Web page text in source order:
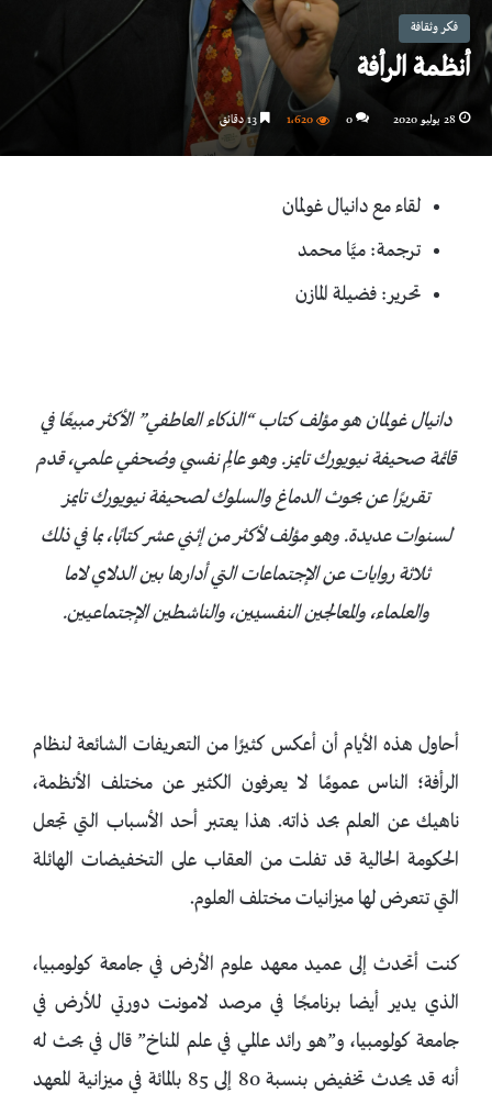
فكر وثقافة
أنظمة الرأفة
28 يوليو 2020 0 1٬620
لقاء مع دانيال غولمان
ترجمة: ميَّا محمد
تحرير: فضيلة المازن
دانيال غولمان هو مؤلف كتاب “الذكاء العاطفي” الأكثر مبيعًا في
قائمة صحيفة نيويورك تايمز. وهو عالِم نفسي وصُحفي علمي، قدم
تقريرًا عن بحوث الدماغ والسلوك لصحيفة نيويورك تايمز
لسنوات عديدة. وهو مؤلف لأكثر من إثني عشر كتابًا، بما في ذلك
ثلاثة روايات عن الإجتماعات التي أدارها بين الدلاي لاما
والعلماء، والمعالجين النفسيين، والناشطين الإجتماعيين.
أحاول هذه الأيام أن أعكس كثيرًا من التعريفات الشائعة لنظام
الرأفة؛ الناس عمومًا لا يعرفون الكثير عن مختلف الأنظمة،
ناهيك عن العلم بحد ذاته. هذا يعتبر أحد الأسباب التي تجعل
الحكومة الحالية قد تفلت من العقاب على التخفيضات الهائلة
التي تتعرض لها ميزانيات مختلف العلوم.
كنت أتحدث إلى عميد معهد علوم الأرض في جامعة كولومبيا،
الذي يدير أيضا برنامجًا في مرصد لامونت دورتي للأرض في
جامعة كولومبيا، و”هو رائد عالمي في علم المناخ” قال في بحث له
أنه قد يحدث تخفيض بنسبة 80 إلى 85 بالمائة في ميزانية المعهد